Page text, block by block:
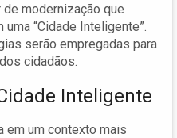
modernização que
“Cidade Inteligente”.
serão empregadas para
cidadãos.
Inteligente
em um contexto mais